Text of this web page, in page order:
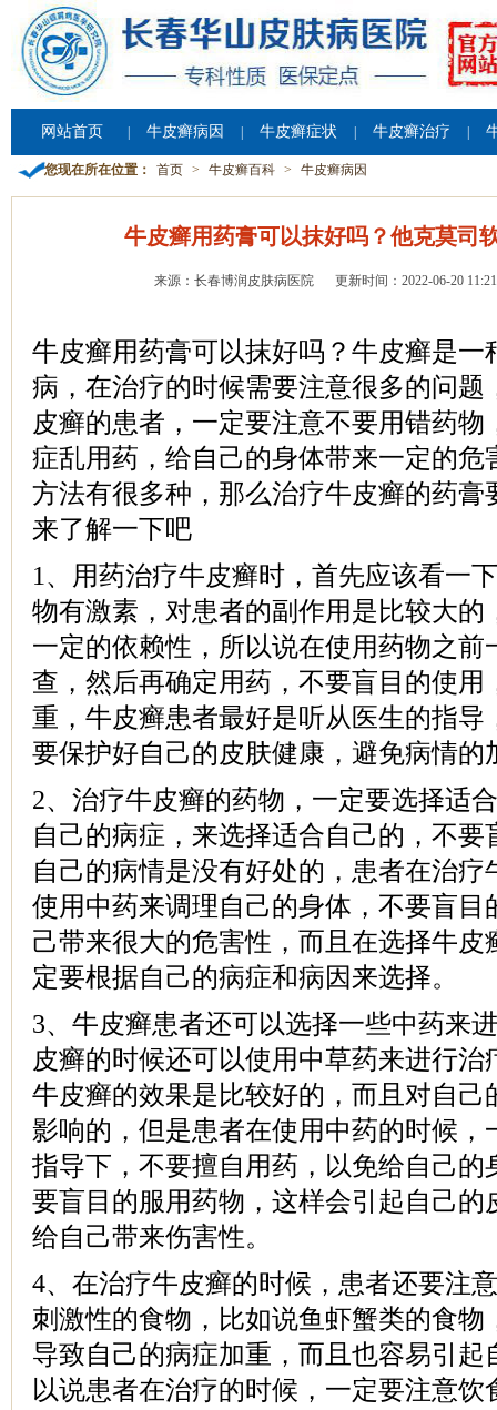
网站首页 牛皮癣病因 牛皮癣症状 牛皮癣治疗
您现在所在位置： 首页 > 牛皮癣百科 > 牛皮癣病因
牛皮癣用药膏可以抹好吗？他克莫司
来源：长春博润皮肤病医院 更新时间：2022-06-20
牛皮癣用药膏可以抹好吗？牛皮癣是一
病，在治疗的时候需要注意很多的问题
皮癣的患者，一定要注意不要用错药物
症乱用药，给自己的身体带来一定的危
方法有很多种，那么治疗牛皮癣的药膏
来了解一下吧
1、用药治疗牛皮癣时，首先应该看一
物有激素，对患者的副作用是比较大的
一定的依赖性，所以说在使用药物之前
查，然后再确定用药，不要盲目的使用
重，牛皮癣患者最好是听从医生的指导
要保护好自己的皮肤健康，避免病情的
2、治疗牛皮癣的药物，一定要选择适
自己的病症，来选择适合自己的，不要
自己的病情是没有好处的，患者在治疗
使用中药来调理自己的身体，不要盲目
己带来很大的危害性，而且在选择牛皮
定要根据自己的病症和病因来选择。
3、牛皮癣患者还可以选择一些中药来
皮癣的时候还可以使用中草药来进行治
牛皮癣的效果是比较好的，而且对自己
影响的，但是患者在使用中药的时候，
指导下，不要擅自用药，以免给自己的
要盲目的服用药物，这样会引起自己的
给自己带来伤害性。
4、在治疗牛皮癣的时候，患者还要注
刺激性的食物，比如说鱼虾蟹类的食物
导致自己的病症加重，而且也容易引起
以说患者在治疗的时候，一定要注意饮